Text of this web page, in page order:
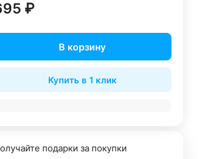
₽
В корзину
Купить в 1 клик
подарки за покупки